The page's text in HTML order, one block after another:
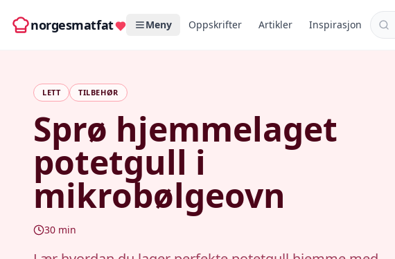
norgesmatfat Meny Oppskrifter Artikler Inspirasjon Søk
LETT TILBEHØR
Sprø hjemmelaget
potetgull i
mikrobølgeovn
30 min